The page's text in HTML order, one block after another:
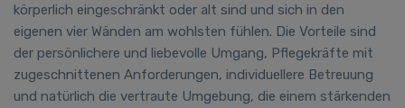
körperlich eingeschränkt oder alt sind und sich in den
eigenen vier Wänden am wohlsten fühlen. Die Vorteile sind
der persönlichere und liebevolle Umgang, Pflegekräfte mit
zugeschnittenen Anforderungen, individuellere Betreuung
und natürlich die vertraute Umgebung, die einem stärkenden